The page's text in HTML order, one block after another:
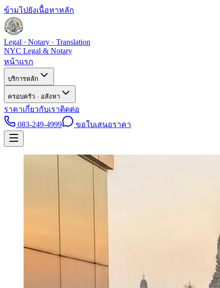
ข้ามไปยังเนื้อหาหลัก
Legal · Notary · Translation
NYC Legal & Notary
หน้าแรก
บริการหลัก
ครอบครัว · อสังหา
ราคาเกี่ยวกับเราติดต่อ
083-249-4999
ขอใบเสนอราคา